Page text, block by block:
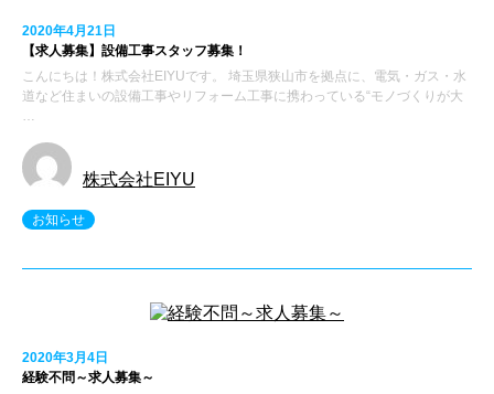
2020年4月21日
【求人募集】設備工事スタッフ募集！
こんにちは！株式会社EIYUです。 埼玉県狭山市を拠点に、電気・ガス・水
道など住まいの設備工事やリフォーム工事に携わっている“モノづくりが大
…
株式会社EIYU
お知らせ
2020年3月4日
経験不問～求人募集～